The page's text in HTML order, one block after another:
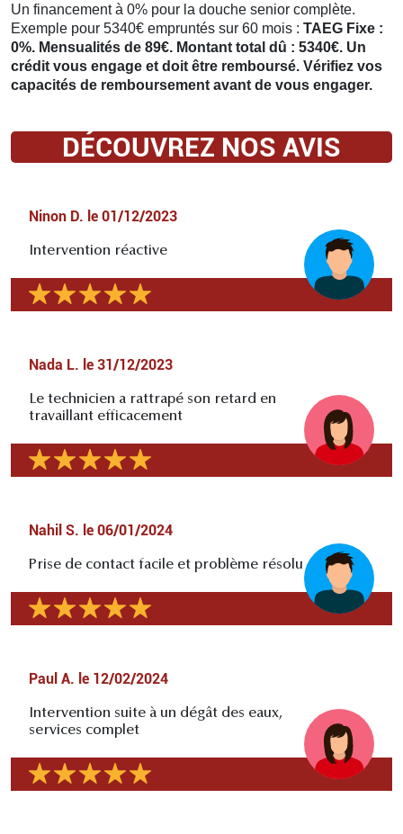
Un financement à 0% pour la douche senior complète.
Exemple pour 5340€ empruntés sur 60 mois : TAEG Fixe :
0%. Mensualités de 89€. Montant total dû : 5340€. Un
crédit vous engage et doit être remboursé. Vérifiez vos
capacités de remboursement avant de vous engager.
DÉCOUVREZ NOS AVIS
Ninon D. le 01/12/2023
Intervention réactive
Nada L. le 31/12/2023
Le technicien a rattrapé son retard en
travaillant efficacement
Nahil S. le 06/01/2024
Prise de contact facile et problème résolu
Paul A. le 12/02/2024
Intervention suite à un dégât des eaux,
services complet